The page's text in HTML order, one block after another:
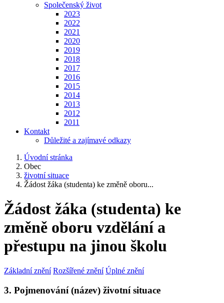
Společenský život
2023
2022
2021
2020
2019
2018
2017
2016
2015
2014
2013
2012
2011
Kontakt
Důležité a zajímavé odkazy
Úvodní stránka
Obec
životní situace
Žádost žáka (studenta) ke změně oboru...
Žádost žáka (studenta) ke
změně oboru vzdělání a
přestupu na jinou školu
Základní znění Rozšířené znění Úplné znění
3. Pojmenování (název) životní situace